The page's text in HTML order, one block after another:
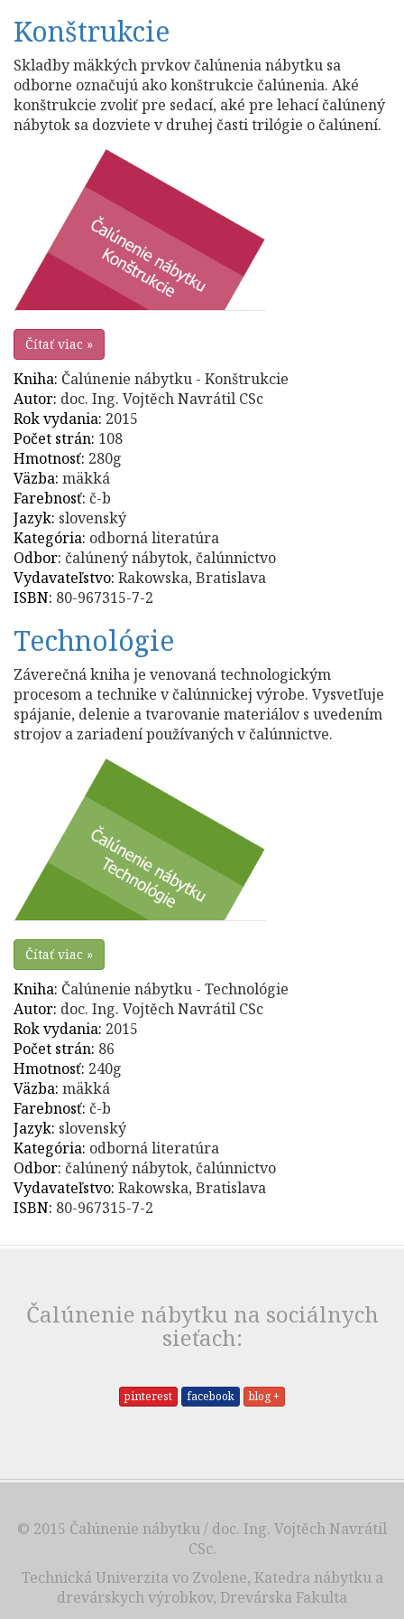
Konštrukcie
Skladby mäkkých prvkov čalúnenia nábytku sa
odborne označujú ako konštrukcie čalúnenia. Aké
konštrukcie zvoliť pre sedací, aké pre lehací čalúnený
nábytok sa dozviete v druhej časti trilógie o čalúnení.
Čítať viac »
Kniha: Čalúnenie nábytku - Konštrukcie
Autor: doc. Ing. Vojtěch Navrátil CSc
Rok vydania: 2015
Počet strán: 108
Hmotnosť: 280g
Väzba: mäkká
Farebnosť: č-b
Jazyk: slovenský
Kategória: odborná literatúra
Odbor: čalúnený nábytok, čalúnnictvo
Vydavateľstvo: Rakowska, Bratislava
ISBN: 80-967315-7-2
Technológie
Záverečná kniha je venovaná technologickým
procesom a technike v čalúnnickej výrobe. Vysvetľuje
spájanie, delenie a tvarovanie materiálov s uvedením
strojov a zariadení používaných v čalúnnictve.
Čítať viac »
Kniha: Čalúnenie nábytku - Technológie
Autor: doc. Ing. Vojtěch Navrátil CSc
Rok vydania: 2015
Počet strán: 86
Hmotnosť: 240g
Väzba: mäkká
Farebnosť: č-b
Jazyk: slovenský
Kategória: odborná literatúra
Odbor: čalúnený nábytok, čalúnnictvo
Vydavateľstvo: Rakowska, Bratislava
ISBN: 80-967315-7-2
Čalúnenie nábytku na sociálnych
sieťach:
pinterest facebook blog +
© 2015 Čalúnenie nábytku/ doc. Ing. Vojtěch Navrátil
CSc.
Technická Univerzita vo Zvolene, Katedra nábytku a
drevárskych výrobkov, Drevárska Fakulta